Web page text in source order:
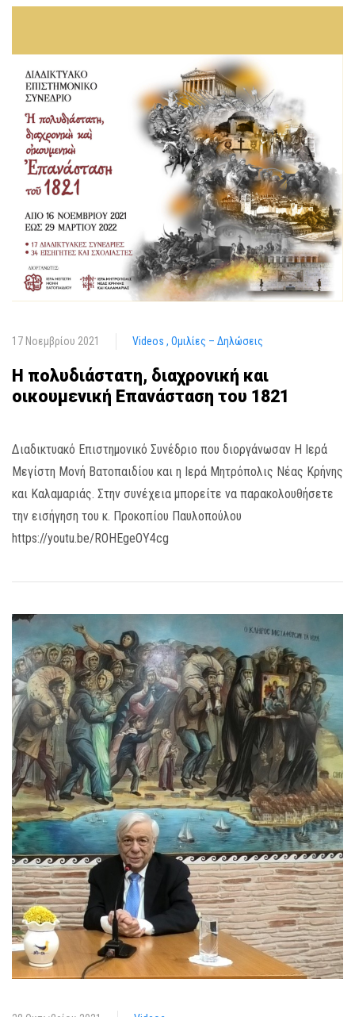
17 Νοεμβρίου 2021 Videos Ομιλίες – Δηλώσεις
Η πολυδιάστατη, διαχρονική και
οικουμενική Επανάσταση του 1821
Διαδικτυακό Επιστημονικό Συνέδριο που διοργάνωσαν Η Ιερά
Μεγίστη Μονή Βατοπαιδίου και η Ιερά Μητρόπολις Νέας Κρήνης
και Καλαμαριάς. Στην συνέχεια μπορείτε να παρακολουθήσετε
την εισήγηση του κ. Προκοπίου Παυλοπούλου
https://youtu.be/ROHEgeOY4cg